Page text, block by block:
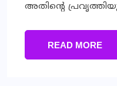
അതിന്റെ
READ MORE